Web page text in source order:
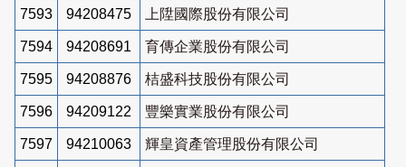
7593 94208475 上陞國際股份有限公司
7594 94208691 育傳企業股份有限公司
7595 94208876 桔盛科技股份有限公司
7596 94209122 豐樂實業股份有限公司
7597 94210063 輝皇資產管理股份有限公司